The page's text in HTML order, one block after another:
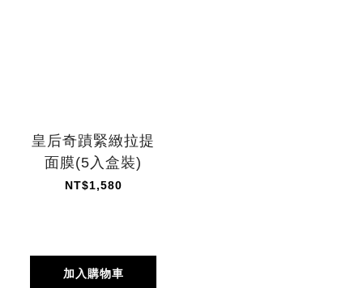
皇后奇蹟緊緻拉提
面膜(5入盒裝)
NT$1,580
加入購物車